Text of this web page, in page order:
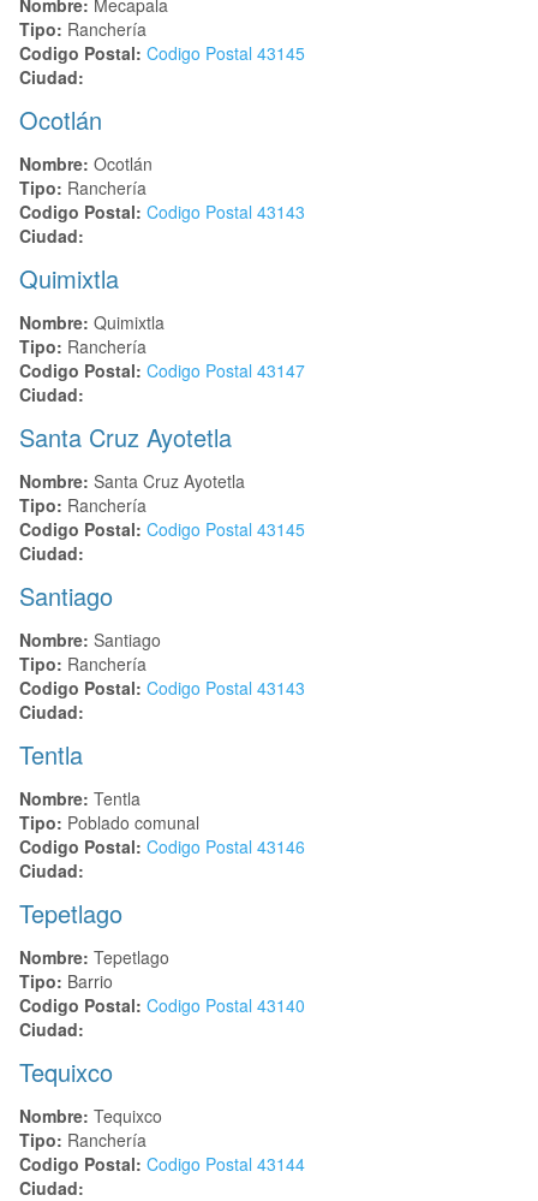
Tipo: Ranchería
Codigo Postal: Codigo Postal 43145
Ciudad:
Ocotlán
Nombre: Ocotlán
Tipo: Ranchería
Codigo Postal: Codigo Postal 43143
Ciudad:
Quimixtla
Nombre: Quimixtla
Tipo: Ranchería
Codigo Postal: Codigo Postal 43147
Ciudad:
Santa Cruz Ayotetla
Nombre: Santa Cruz Ayotetla
Tipo: Ranchería
Codigo Postal: Codigo Postal 43145
Ciudad:
Santiago
Nombre: Santiago
Tipo: Ranchería
Codigo Postal: Codigo Postal 43143
Ciudad:
Tentla
Nombre: Tentla
Tipo: Poblado comunal
Codigo Postal: Codigo Postal 43146
Ciudad:
Tepetlago
Nombre: Tepetlago
Tipo: Barrio
Codigo Postal: Codigo Postal 43140
Ciudad:
Tequixco
Nombre: Tequixco
Tipo: Ranchería
Codigo Postal: Codigo Postal 43144
Ciudad: